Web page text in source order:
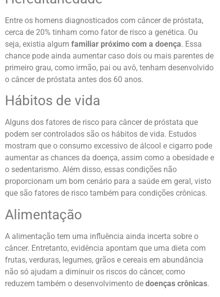
Entre os homens diagnosticados com câncer de próstata,
cerca de 20% tinham como fator de risco a genética. Ou
seja, existia algum familiar próximo com a doença. Essa
chance pode ainda aumentar caso dois ou mais parentes de
primeiro grau, como irmão, pai ou avô, tenham desenvolvido
o câncer de próstata antes dos 60 anos.
Hábitos de vida
Alguns dos fatores de risco para câncer de próstata que
podem ser controlados são os hábitos de vida. Estudos
mostram que o consumo excessivo de álcool e cigarro pode
aumentar as chances da doença, assim como a obesidade e
o sedentarismo. Além disso, essas condições não
proporcionam um bom cenário para a saúde em geral, visto
que são fatores de risco também para condições crônicas.
Alimentação
A alimentação tem uma influência ainda incerta sobre o
câncer. Entretanto, evidência apontam que uma dieta com
frutas, verduras, legumes, grãos e cereais em abundância
não só ajudam a diminuir os riscos do câncer, como
reduzem também o desenvolvimento de doenças crônicas.